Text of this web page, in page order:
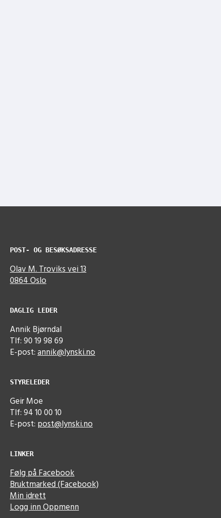
POST- OG BESØKSADRESSE
Olav M. Troviks vei 13
0864 Oslo
DAGLIG LEDER
Annik Bjørndal
Tlf: 90 19 98 69
E-post:annik@lynski.no
STYRELEDER
Geir Moe
Tlf: 94 10 00 10
E-post: post@lynski.no
LINKER
Følg på Facebook
Bruktmarked (Facebook)
Min idrett
Logg inn Oppmenn